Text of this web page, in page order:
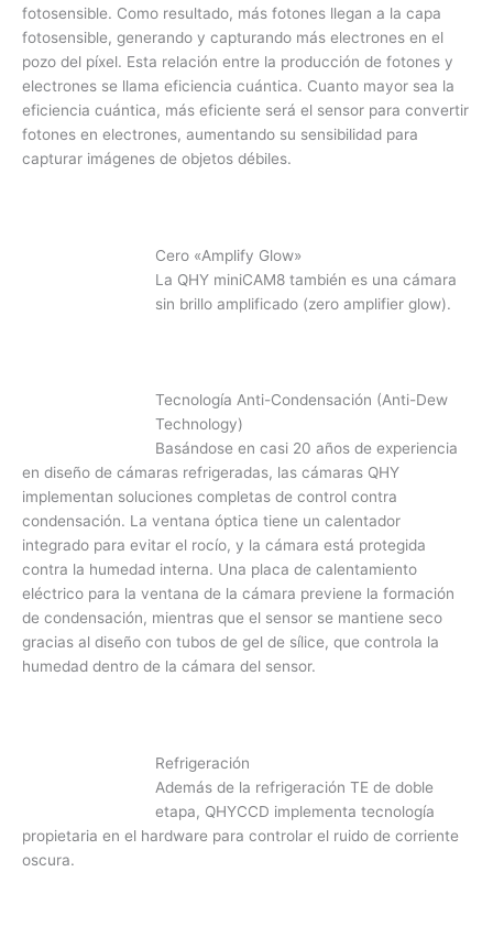
fotosensible. Como resultado, más fotones llegan a la capa
fotosensible, generando y capturando más electrones en el
pozo del píxel. Esta relación entre la producción de fotones y
electrones se llama eficiencia cuántica. Cuanto mayor sea la
eficiencia cuántica, más eficiente será el sensor para convertir
fotones en electrones, aumentando su sensibilidad para
capturar imágenes de objetos débiles.
Cero «Amplify Glow»
La QHY miniCAM8 también es una cámara
sin brillo amplificado (zero amplifier glow).
Tecnología Anti-Condensación (Anti-Dew
Technology)
Basándose en casi 20 años de experiencia
en diseño de cámaras refrigeradas, las cámaras QHY
implementan soluciones completas de control contra
condensación. La ventana óptica tiene un calentador
integrado para evitar el rocío, y la cámara está protegida
contra la humedad interna. Una placa de calentamiento
eléctrico para la ventana de la cámara previene la formación
de condensación, mientras que el sensor se mantiene seco
gracias al diseño con tubos de gel de sílice, que controla la
humedad dentro de la cámara del sensor.
Refrigeración
Además de la refrigeración TE de doble
etapa, QHYCCD implementa tecnología
propietaria en el hardware para controlar el ruido de corriente
oscura.